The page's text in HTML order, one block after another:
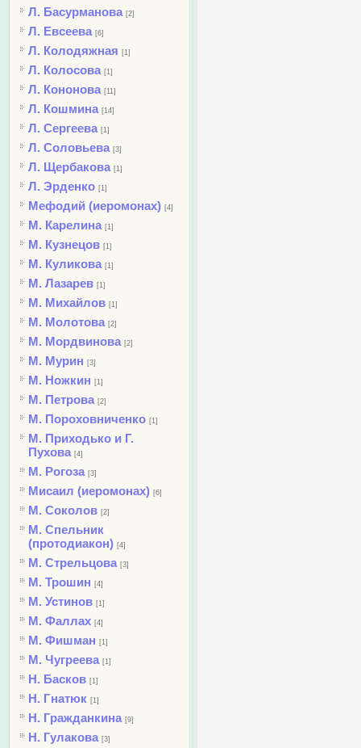
Л. Басурманова [2]
Л. Евсеева [6]
Л. Колодяжная [1]
Л. Колосова [1]
Л. Кононова [11]
Л. Кошмина [14]
Л. Сергеева [1]
Л. Соловьева [3]
Л. Щербакова [1]
Л. Эрденко [1]
Мефодий (иеромонах) [4]
М. Карелина [1]
М. Кузнецов [1]
М. Куликова [1]
М. Лазарев [1]
М. Михайлов [1]
М. Молотова [2]
М. Мордвинова [2]
М. Мурин [3]
М. Ножкин [1]
М. Петрова [2]
М. Пороховниченко [1]
М. Приходько и Г.
Пухова [4]
М. Рогоза [3]
Мисаил (иеромонах) [6]
М. Соколов [2]
М. Спельник
(протодиакон) [4]
М. Стрельцова [3]
М. Трошин [4]
М. Устинов [1]
М. Фаллах [4]
М. Фишман [1]
М. Чугреева [1]
Н. Басков [1]
Н. Гнатюк [1]
Н. Гражданкина [9]
Н. Гулакова [3]